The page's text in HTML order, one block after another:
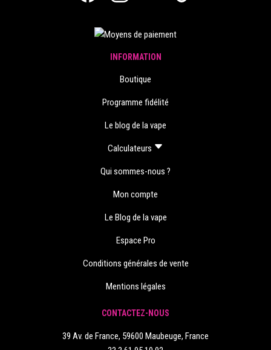
INFORMATION
Boutique
Programme fidélité
Le blog de la vape
Calculateurs
Qui sommes-nous ?
Mon compte
Le Blog de la vape
Espace Pro
Conditions générales de vente
Mentions légales
CONTACTEZ-NOUS
39 Av. de France, 59600 Maubeuge, France